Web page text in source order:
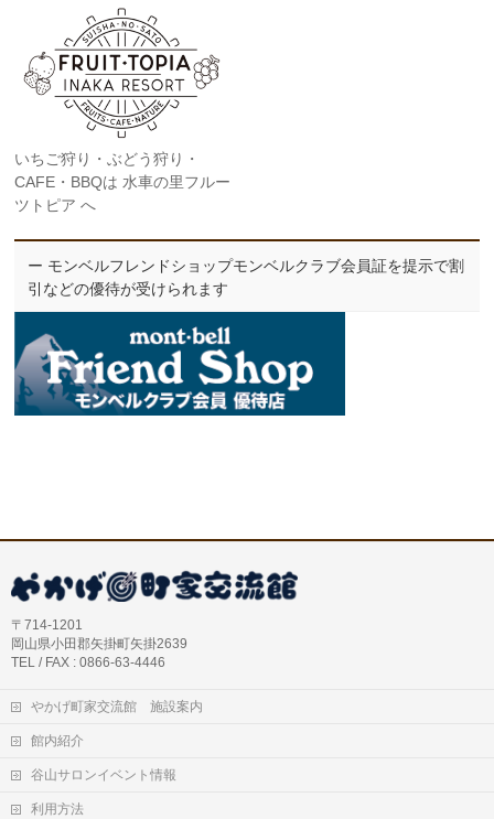
いちご狩り・ぶどう狩り・
CAFE・BBQは 水車の里フルー
ツトピア へ
ー モンベルフレンドショップモンベルクラブ会員証を提示で割
引などの優待が受けられます
〒714-1201
岡山県小田郡矢掛町矢掛2639
TEL / FAX : 0866-63-4446
やかげ町家交流館 施設案内
館内紹介
谷山サロンイベント情報
利用方法